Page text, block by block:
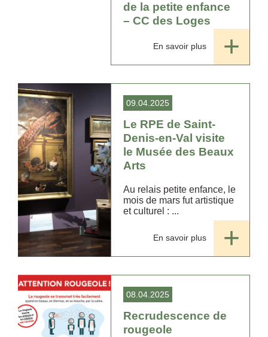
de la petite enfance
– CC des Loges
En savoir plus
09.04.2025
Le RPE de Saint-
Denis-en-Val visite
le Musée des Beaux
Arts
Au relais petite enfance, le
mois de mars fut artistique
et culturel : ...
En savoir plus
08.04.2025
Recrudescence de
rougeole